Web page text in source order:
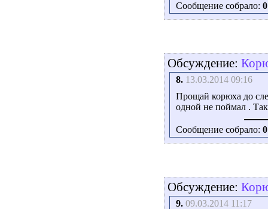
Сообщение собрало: 0
Обсуждение:
8. 13.03.2014 09:16
Прощай корюха до
одной не поймал .
Сообщение собрало: 0
Обсуждение:
9. 09.03.2014 11:17